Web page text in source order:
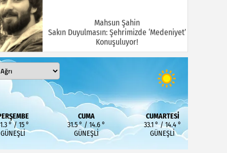
Mahsun Şahin
Sakın Duyulmasın: Şehrimizde ‘Medeniyet’
Konuşuluyor!
MEHMET KOÇ
DOĞUBAYAZIT ASLINDA BİR İNANÇ
MERKEZİDİR
° / 15 °
GÜNEŞLI
CUMA
31.5 ° / 14.6 °
GÜNEŞLI
CUMARTESI
33.1 ° / 14.4 °
GÜNEŞLI